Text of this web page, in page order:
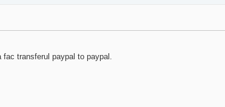
transferul paypal to paypal.